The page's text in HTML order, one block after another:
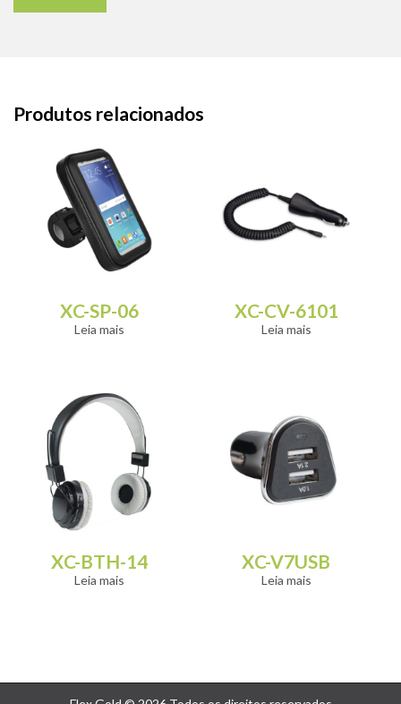
Produtos relacionados
XC-SP-06
Leia mais
XC-CV-6101
Leia mais
XC-BTH-14
Leia mais
XC-V7USB
Leia mais